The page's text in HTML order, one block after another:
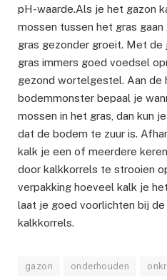
pH-waarde.Als je het gazon
mossen tussen het gras
gras gezonder groeit. Met
gras immers goed voedsel
gezond wortelgestel. Aan de
bodemmonster bepaal je
mossen in het gras, dan kun
dat de bodem te zuur is.
kalk je een of meerdere
door kalkkorrels te strooien
verpakking hoeveel kalk je
laat je goed voorlichten bij de
kalkkorrels.
gazon onderhouden